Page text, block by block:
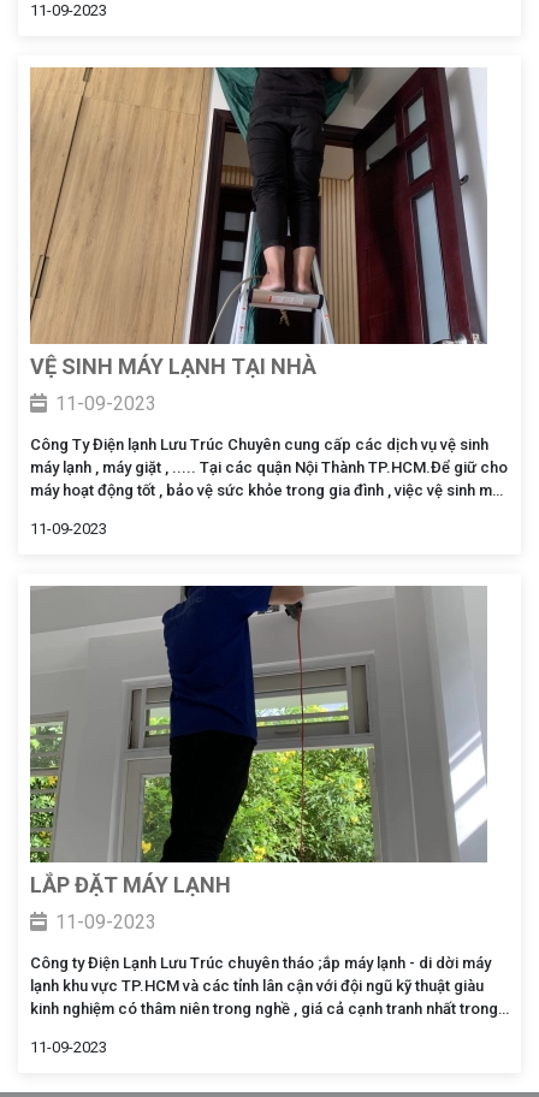
11-09-2023
VỆ SINH MÁY LẠNH TẠI NHÀ
11-09-2023
Công Ty Điện lạnh Lưu Trúc Chuyên cung cấp các dịch vụ vệ sinh
máy lạnh , máy giặt , ..... Tại các quận Nội Thành TP.HCM.Để giữ cho
máy hoạt động tốt , bảo vệ sức khỏe trong gia đình , việc vệ sinh máy
vệ sinh máy định kỳ , bụi bẩn sẽ bám lại lớp dày ,ảnh hưởng đến tuổi
11-09-2023
LẮP ĐẶT MÁY LẠNH
11-09-2023
Công ty Điện Lạnh Lưu Trúc chuyên tháo ;ắp máy lạnh - di dời máy
lạnh khu vực TP.HCM và các tỉnh lân cận với đội ngũ kỹ thuật giàu
kinh nghiệm có thâm niên trong nghề , giá cả cạnh tranh nhất trong
11-09-2023